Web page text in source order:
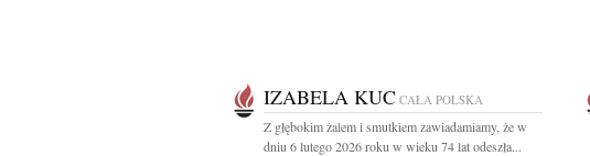
IZABELA KUC CAŁA POLSKA
Z głębokim żalem i smutkiem zawiadamiamy, że w
dniu 6 lutego 2026 roku w wieku 74 lat odeszła...